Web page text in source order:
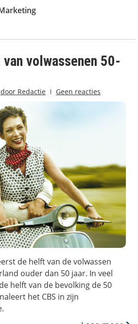
volwassenen 50-
door Redactie Geen reacties
de helft van de volwassen
ouder dan 50 jaar. In veel
helft van de bevolking de 50
het CBS in zijn